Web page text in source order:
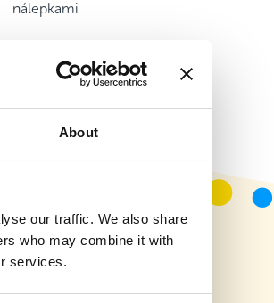
About
our traffic. We also share
who may combine it with
services.
nálepkami